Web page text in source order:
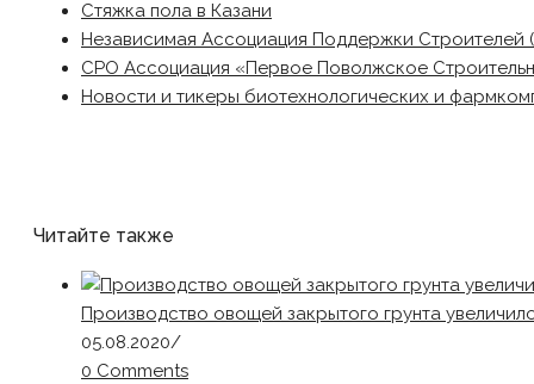
Стяжка пола в Казани
Независимая Ассоциация Поддержки Строителей
СРО Ассоциация «Первое Поволжское
Новости и тикеры биотехнологических и
Читайте также
Производство овощей закрытого грунта
05.08.2020/
0 Comments